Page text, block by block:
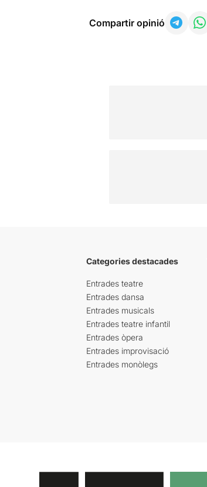
Compartir opinió
Categories destacades
Entrades teatre
Entrades dansa
Entrades musicals
Entrades teatre infantil
Entrades òpera
Entrades improvisació
Entrades monòlegs